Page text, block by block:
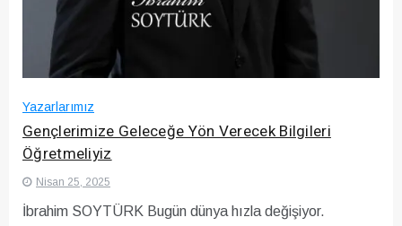
Yazarlarımız
Gençlerimize Geleceğe Yön Verecek Bilgileri
Öğretmeliyiz
Nisan 25, 2025
İbrahim SOYTÜRK Bugün dünya hızla değişiyor.